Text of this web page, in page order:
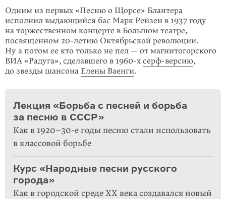
Одним из первых «Песню о Щорсе» Блантера
исполнил выдающийся бас Марк Рейзен в 1937 году
на торжественном концерте в Большом театре,
посвящен­ном 20-летию Октябрьской революции.
Ну а потом ее кто только не пел — от магнитогорского
ВИА «Радуга», сделавшего в 1960-х серф-версию,
до звезды шансона Елены Ваенги.
Лекция «Борьба с песней и борьба
за песню в CCCР»
Как в 1920–30-е годы песню стали использовать
в классовой борьбе
Курс «Народные песни русского
города»
Как в городской среде ХХ века создавался новый